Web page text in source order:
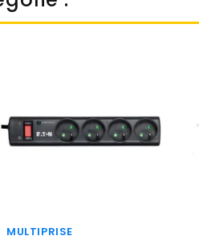
MULTIPRISE